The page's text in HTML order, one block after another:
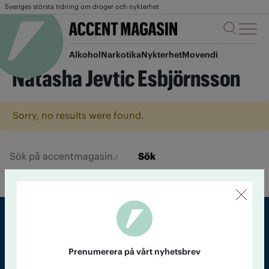
Sveriges största tidning om droger och nykterhet
AlkoholNarkotikaNykterhetMovendi
Natasha Jevtic Esbjörnsson
Sorry, no results were found.
Sök
Prenumerera på vårt nyhetsbrev